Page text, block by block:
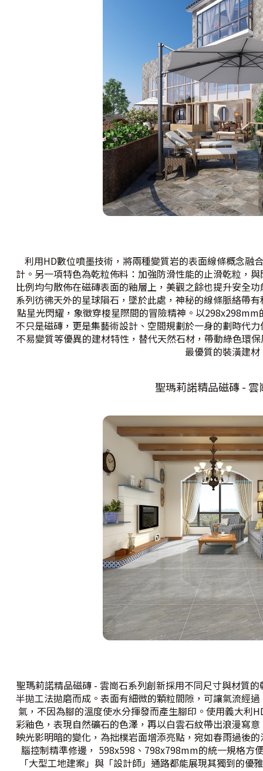
利用HD數位噴墨技術，將兩種變質岩的表面線條概念融
計。另一項特色為乾粒佈料：加強防滑性能的止滑乾粒，
比例均勻散佈在磁磚表面的釉層上，美觀之餘也提升安全
系列彷彿天外的星球隕石，墜於此處，神秘的線條脈絡帶
點星光閃耀，象徵穿梭星際間的冒險精神。以
不只是磁磚，更是集藝術設計、空間規劃於一身的劃時代
不易變質等優異的建材特性，替代天然石材，帶動綠色環
最優質的裝潢建材
聖瑪莉諾精品磁磚 - 雲
聖瑪莉諾精品磁磚 - 雲崗石系列創新採用不同尺寸與材質
半拋工法拋磨而成。表面有細微的顆粒間隙，可讓氣流經
氣，不因為腳的溫度使水分揮發而產生腳印。使用義大利
彩釉色，表現自然礦石的色澤，再以白雲石紋帶出浪漫寫
映光影明暗的變化，為拙樸岩面增添亮點，宛如春雨過後
腦控制精準修邊， 598x598、798x798mm的統一規格方
「大型工地建案」與「設計師」通路都能展現其獨到的